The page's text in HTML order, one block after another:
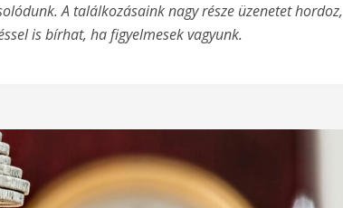
A találkozásaink nagy része üzenetet hordoz,
is bírhat, ha figyelmesek vagyunk.